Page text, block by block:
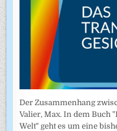
Der Zusammenhang
Valier, Max. In dem Buch
Welt" geht es um eine